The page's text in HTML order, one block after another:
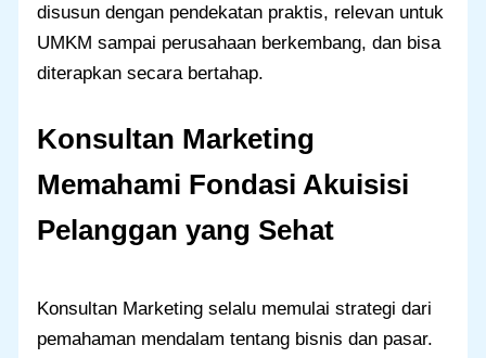
disusun dengan pendekatan praktis, relevan untuk
UMKM sampai perusahaan berkembang, dan bisa
diterapkan secara bertahap.
Konsultan Marketing
Memahami Fondasi Akuisisi
Pelanggan yang Sehat
Konsultan Marketing selalu memulai strategi dari
pemahaman mendalam tentang bisnis dan pasar.